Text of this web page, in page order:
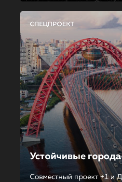
СПЕЦПРОЕКТ
Устойчивые
Совместный проект +1 и